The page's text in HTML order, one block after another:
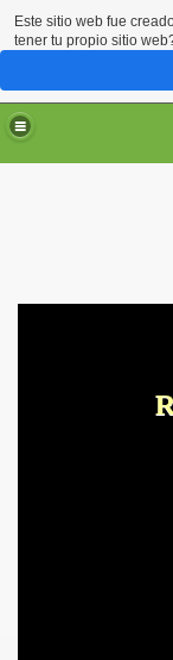
Este sitio web fue
tener tu propio sitio